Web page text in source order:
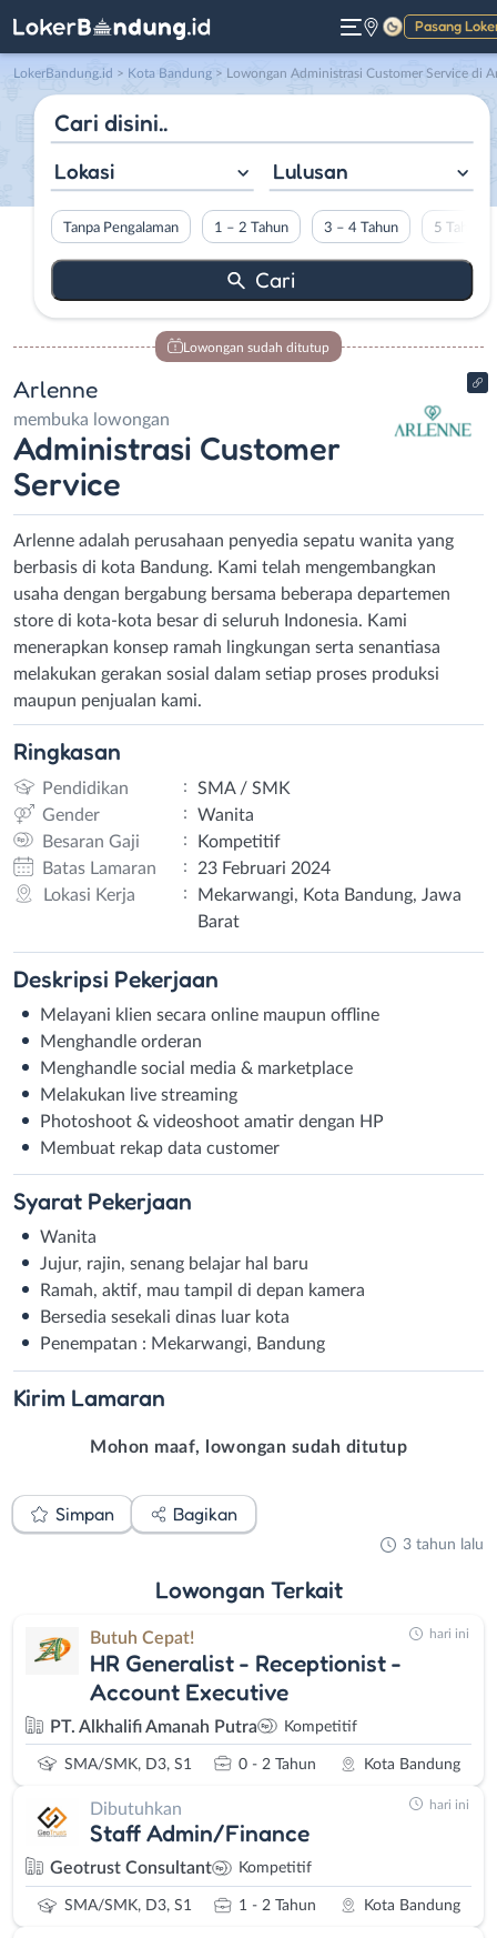
Pasang
Gelap
LokerBandung.id > Kota Bandung > Lowongan Administrasi Customer Service di
Lokasi Lulusan
Tanpa Pengalaman 1 – 2 Tahun 3 – 4 Tahun 5 Tahun
Lowongan sudah ditutup
Arlenne
membuka lowongan
Administrasi Customer
Service
Arlenne adalah perusahaan penyedia sepatu wanita yang
berbasis di kota Bandung. Kami telah mengembangkan
usaha dengan bergabung bersama beberapa departemen
store di kota-kota besar di seluruh Indonesia. Kami
menerapkan konsep ramah lingkungan serta senantiasa
melakukan gerakan sosial dalam setiap proses produksi
maupun penjualan kami.
Ringkasan
Pendidikan :
SMA / SMK
Gender
:
Wanita
Besaran Gaji
:
Kompetitif
Batas Lamaran
:
23 Februari 2024
Lokasi Kerja
:
Mekarwangi, Kota Bandung, Jawa
Barat
Deskripsi Pekerjaan
Melayani klien secara online maupun offline
Menghandle orderan
Menghandle social media & marketplace
Melakukan live streaming
Photoshoot & videoshoot amatir dengan HP
Membuat rekap data customer
Syarat Pekerjaan
Wanita
Jujur, rajin, senang belajar hal baru
Ramah, aktif, mau tampil di depan kamera
Bersedia sesekali dinas luar kota
Penempatan : Mekarwangi, Bandung
Kirim Lamaran
Mohon maaf, lowongan sudah ditutup
Simpan Bagikan
3 tahun lalu
Lowongan Terkait
Butuh Cepat!
HR Generalist - Receptionist -
Account Executive
PT. Alkhalifi Amanah Putra Kompetitif
SMA/SMK, D3, S1 0 - 2 Tahun Kota Bandung
hari ini
Dibutuhkan
Staff Admin/Finance
Geotrust Consultant Kompetitif
SMA/SMK, D3, S1 1 - 2 Tahun Kota Bandung
hari ini